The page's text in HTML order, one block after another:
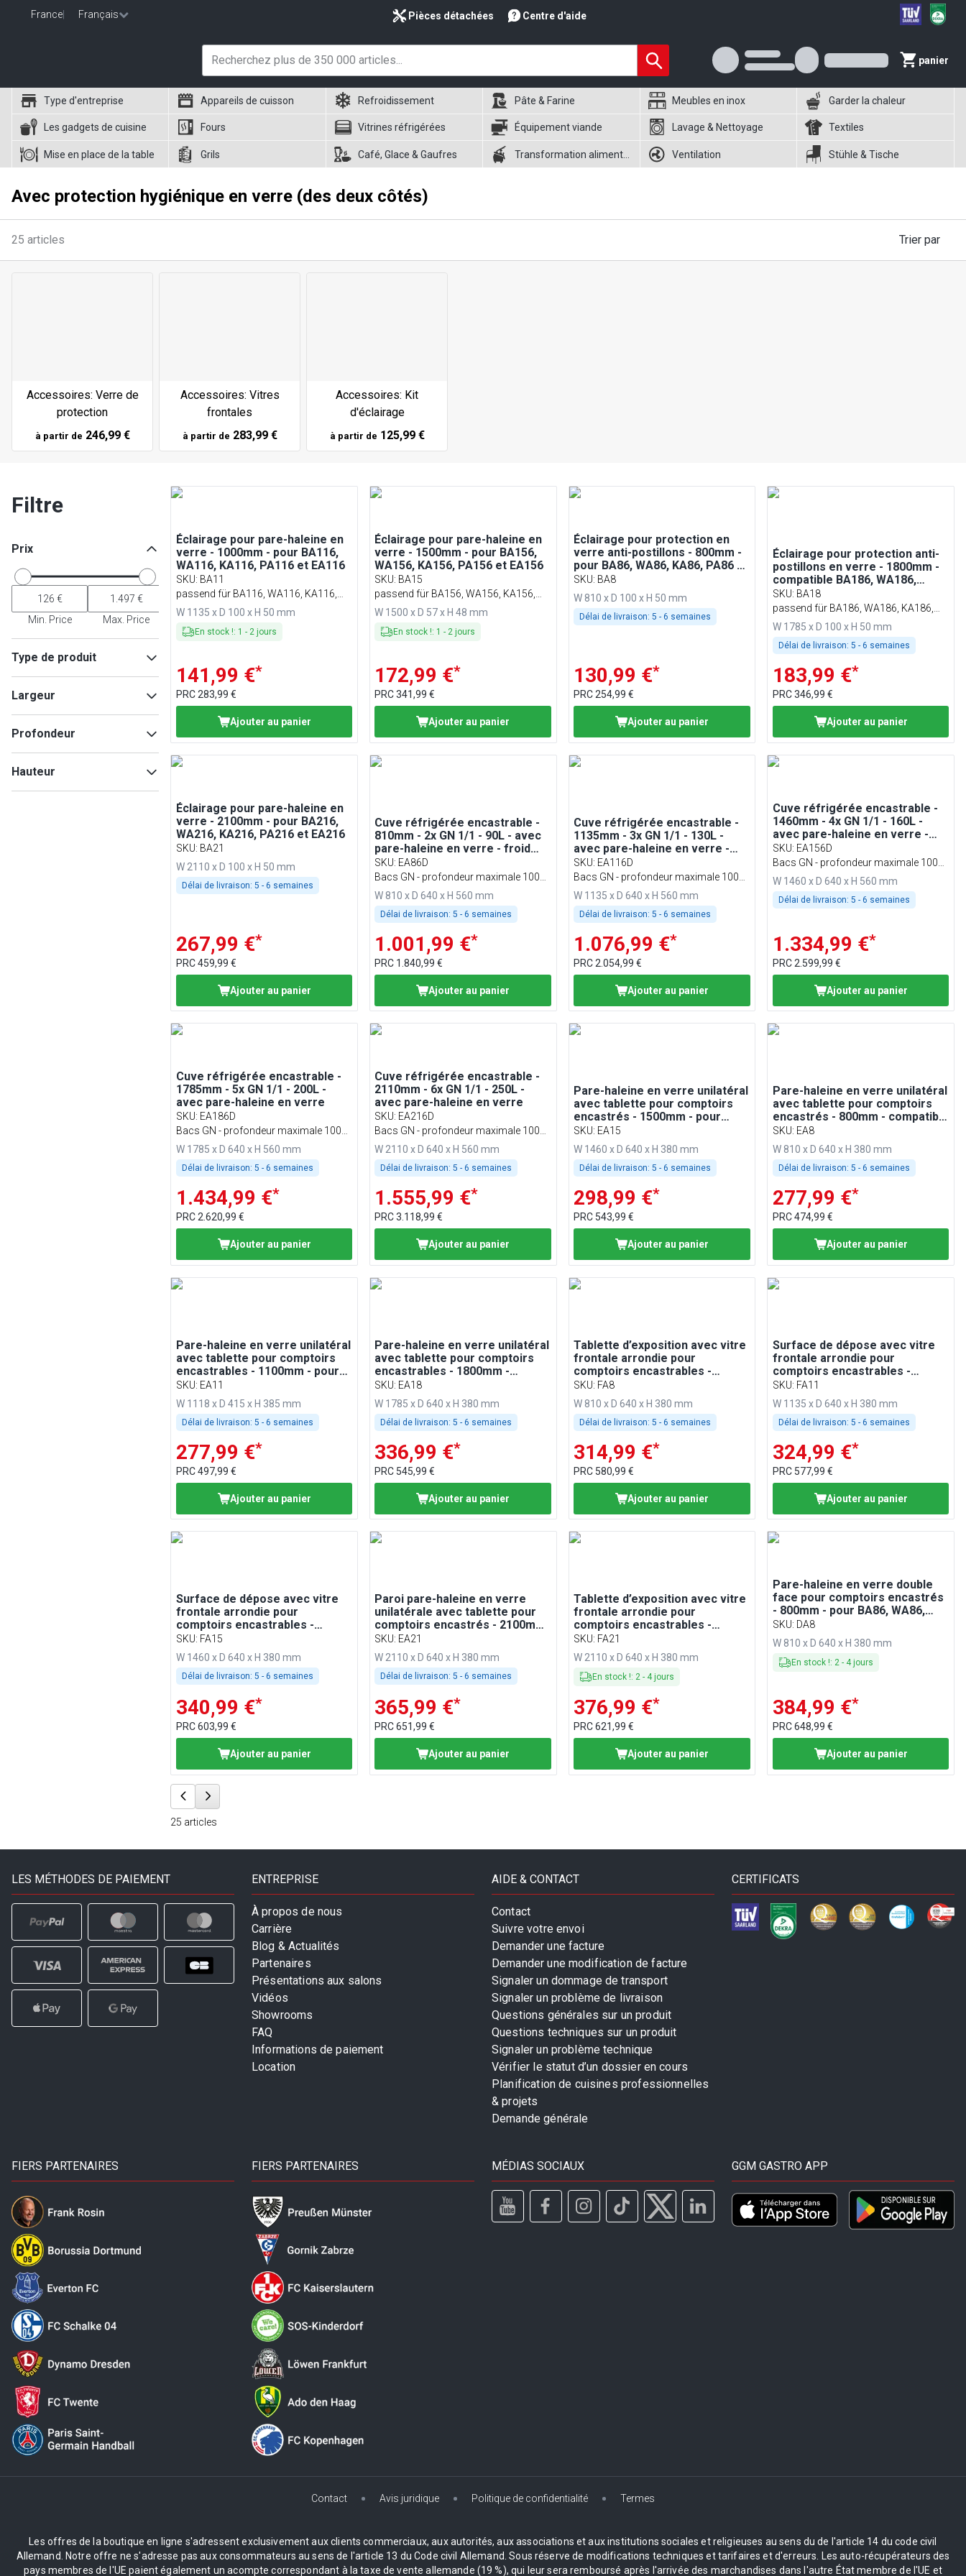
France Français Pièces détachées Centre d'aide
panier
Type d'entreprise Appareils de cuisson Refroidissement Pâte & Farine Meubles en inox Garder la chaleur
Les gadgets de cuisine Fours Vitrines réfrigérées Équipement viande Lavage & Nettoyage Textiles
Mise en place de la table Grils Café, Glace & Gaufres Ventilation Stühle & Tische
Avec protection hygiénique en verre (des deux côtés)
25 articles Trier par
Accessoires: Verre de
protection
à partir de 246,99 €
Accessoires: Vitres
frontales
à partir de 283,99 €
Accessoires: Kit
d'éclairage
à partir de 125,99 €
Filtre
Prix
Min. Price Max. Price
Type de produit
de maintien au chaud
Accessoires pour appareils
de réfrigération
Largeur
Min
Profondeur
Hauteur
Éclairage pour pare-haleine en
verre - 1000mm - pour BA116,
WA116, KA116, PA116 et EA116
SKU: BA11
passend für BA116, WA116, KA116,
PA116 & EA116
W 1135 x D 100 x H 50 mm
En stock !: 1 - 2 jours
141,99 €*
PRC283,99 €
Ajouter au panier
Éclairage pour pare-haleine en
verre - 1500mm - pour BA156,
WA156, KA156, PA156 et EA156
SKU: BA15
passend für BA156, WA156, KA156,
PA156 & EA156
W 1500 x D 57 x H 48 mm
En stock !: 1 - 2 jours
172,99 €*
PRC341,99 €
Ajouter au panier
Éclairage pour protection en
verre anti-postillons - 800mm -
pour BA86, WA86, KA86, PA86 et
EA86
SKU: BA8
W 810 x D 100 x H 50 mm
Délai de livraison: 5 - 6 semaines
130,99 €*
PRC254,99 €
Ajouter au panier
Éclairage pour protection anti-
postillons en verre - 1800mm -
compatible BA186, WA186,
KA186, PA186 et EA186
SKU: BA18
passend für BA186, WA186, KA186,
PA186 & EA186
W 1785 x D 100 x H 50 mm
Délai de livraison: 5 - 6 semaines
183,99 €*
PRC346,99 €
Ajouter au panier
Éclairage pour pare-haleine en
verre - 2100mm - pour BA216,
WA216, KA216, PA216 et EA216
SKU: BA21
W 2110 x D 100 x H 50 mm
Délai de livraison: 5 - 6 semaines
267,99 €*
PRC459,99 €
Ajouter au panier
Cuve réfrigérée encastrable -
810mm - 2x GN 1/1 - 90L - avec
pare-haleine en verre - froid
statique - sans groupe intégré -
profondeur GN 100mm
SKU: EA86D
Bacs GN - profondeur maximale 100
mm
W 810 x D 640 x H 560 mm
Délai de livraison: 5 - 6 semaines
1.001,99 €*
PRC 1.840,99 €
Ajouter au panier
Cuve réfrigérée encastrable -
1135mm - 3x GN 1/1 - 130L -
avec pare-haleine en verre -
sans groupe intégré -
profondeur GN 100mm
SKU: EA116D
Bacs GN - profondeur maximale 100
mm
W 1135 x D 640 x H 560 mm
Délai de livraison: 5 - 6 semaines
1.076,99 €*
PRC2.054,99 €
Ajouter au panier
Cuve réfrigérée encastrable -
1460mm - 4x GN 1/1 - 160L -
avec pare-haleine en verre -
sans groupe intégré
SKU: EA156D
Bacs GN - profondeur maximale 100
mm
W 1460 x D 640 x H 560 mm
Délai de livraison: 5 - 6 semaines
1.334,99 €*
PRC2.599,99 €
Ajouter au panier
Cuve réfrigérée encastrable -
1785mm - 5x GN 1/1 - 200L -
avec pare-haleine en verre
SKU: EA186D
Bacs GN - profondeur maximale 100
mm
W 1785 x D 640 x H 560 mm
Délai de livraison: 5 - 6 semaines
1.434,99 €*
PRC2.620,99 €
Ajouter au panier
Cuve réfrigérée encastrable -
2110mm - 6x GN 1/1 - 250L -
avec pare-haleine en verre
SKU: EA216D
Bacs GN - profondeur maximale 100
mm
W 2110 x D 640 x H 560 mm
Délai de livraison: 5 - 6 semaines
1.555,99 €*
PRC3.118,99 €
Ajouter au panier
Pare-haleine en verre unilatéral
avec tablette pour comptoirs
encastrés - 1500mm - pour
BA156, WA156, KA156, PA156 et
EA156
SKU: EA15
W 1460 x D 640 x H 380 mm
Délai de livraison: 5 - 6 semaines
298,99 €*
PRC 543,99 €
Ajouter au panier
Pare-haleine en verre unilatéral
avec tablette pour comptoirs
encastrés - 800mm - compatible
BA86, WA86, KA86, PA86 & EA86
SKU: EA8
W 810 x D 640 x H 380 mm
Délai de livraison: 5 - 6 semaines
277,99 €*
PRC474,99 €
Ajouter au panier
Pare-haleine en verre unilatéral
avec tablette pour comptoirs
encastrables - 1100mm - pour
BA116, WA116, KA116, PA116 et
EA116
SKU: EA11
W 1118 x D 415 x H 385 mm
Délai de livraison: 5 - 6 semaines
277,99 €*
PRC497,99 €
Ajouter au panier
Pare-haleine en verre unilatéral
avec tablette pour comptoirs
encastrables - 1800mm -
compatible BA186, WA186,
KA186, PA186 et EA186
SKU: EA18
W 1785 x D 640 x H 380 mm
Délai de livraison: 5 - 6 semaines
336,99 €*
PRC 545,99 €
Ajouter au panier
Tablette d’exposition avec vitre
frontale arrondie pour
comptoirs encastrables -
800mm - compatible BA86,
WA86, KA86, PA86 & EA86
SKU: FA8
W 810 x D 640 x H 380 mm
Délai de livraison: 5 - 6 semaines
314,99 €*
PRC 580,99 €
Ajouter au panier
Surface de dépose avec vitre
frontale arrondie pour
comptoirs encastrables -
1100mm - pour BA116, WA116,
KA116, PA116 et EA116
SKU: FA11
W 1135 x D 640 x H 380 mm
Délai de livraison: 5 - 6 semaines
324,99 €*
PRC 577,99 €
Ajouter au panier
Surface de dépose avec vitre
frontale arrondie pour
comptoirs encastrables -
1500mm - compatible BA156,
WA156, KA156, PA156 et EA156
SKU: FA15
W 1460 x D 640 x H 380 mm
Délai de livraison: 5 - 6 semaines
340,99 €*
PRC603,99 €
Ajouter au panier
Paroi pare-haleine en verre
unilatérale avec tablette pour
comptoirs encastrés - 2100mm
- pour BA216, WA216, KA216,
PA216 et EA216
SKU: EA21
W 2110 x D 640 x H 380 mm
Délai de livraison: 5 - 6 semaines
365,99 €*
PRC651,99 €
Ajouter au panier
Tablette d’exposition avec vitre
frontale arrondie pour
comptoirs encastrables -
2100mm - compatible BA216,
WA216, KA216, PA216 et EA216
SKU: FA21
W 2110 x D 640 x H 380 mm
En stock !: 2 - 4 jours
376,99 €*
PRC621,99 €
Ajouter au panier
Pare-haleine en verre double
face pour comptoirs encastrés
- 800mm - pour BA86, WA86,
KA86, PA86 et EA86
SKU: DA8
W 810 x D 640 x H 380 mm
En stock !: 2- 4 jours
384,99 €*
PRC648,99 €
Ajouter au panier
25 articles
LES MÉTHODES DE PAIEMENT ENTREPRISE
À propos de nous
Carrière
Blog & Actualités
Partenaires
Présentations aux salons
Vidéos
Showrooms
FAQ
Informations de paiement
Location
AIDE & CONTACT
Contact
Suivre votre envoi
Demander une facture
Demander une modification de facture
Signaler un dommage de transport
Signaler un problème de livraison
Questions générales sur un produit
Questions techniques sur un produit
Signaler un problème technique
Vérifier le statut d’un dossier en cours
Planification de cuisines professionnelles
& projets
Demande générale
CERTIFICATS
FIERS PARTENAIRES FIERS PARTENAIRES MÉDIAS SOCIAUX GGM GASTRO APP
Contact Avis juridique Politique de confidentialité Termes
Les offres de la boutique en ligne s'adressent exclusivement aux clients commerciaux, aux autorités, aux associations et aux institutions sociales et religieuses au sens du de l'article 14 du code civil
Allemand. Notre offre ne s'adresse pas aux consommateurs au sens de l'article 13 du Code civil Allemand. Sous réserve de modifications techniques et tarifaires et d'erreurs. Les auto-récupérateurs des
pays membres de l'UE paient également un acompte correspondant à la taxe de vente allemande (19 %), qui leur sera remboursé après l'arrivée des marchandises dans l'autre État membre de l'UE et